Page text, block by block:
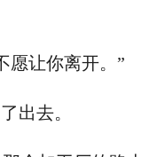
让你离开。”
出去。